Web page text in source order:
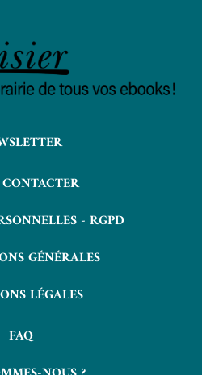
- RGPD
GÉNÉRALES
LÉGALES
FAQ